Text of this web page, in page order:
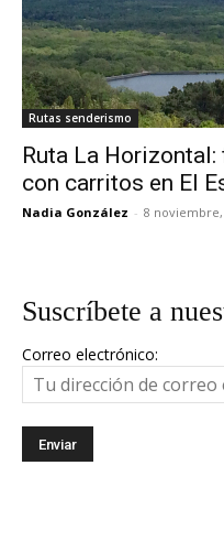
Rutas senderismo
Ruta La
con carritos en El
Nadia González - 8 noviembre,
Suscríbete a
Correo electrónico: